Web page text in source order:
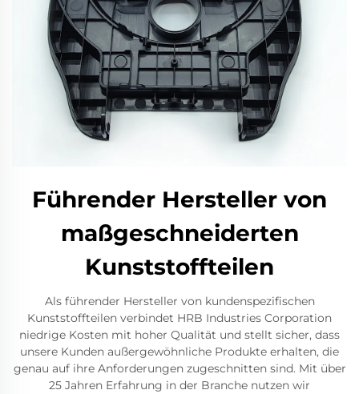
Führender Hersteller von
maßgeschneiderten
Kunststoffteilen
Als führender Hersteller von kundenspezifischen
Kunststoffteilen verbindet HRB Industries Corporation
niedrige Kosten mit hoher Qualität und stellt sicher, dass
unsere Kunden außergewöhnliche Produkte erhalten, die
genau auf ihre Anforderungen zugeschnitten sind. Mit über
25 Jahren Erfahrung in der Branche nutzen wir